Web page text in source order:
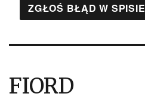
ZGŁOŚ BŁĄD W SPISIE
FIORD